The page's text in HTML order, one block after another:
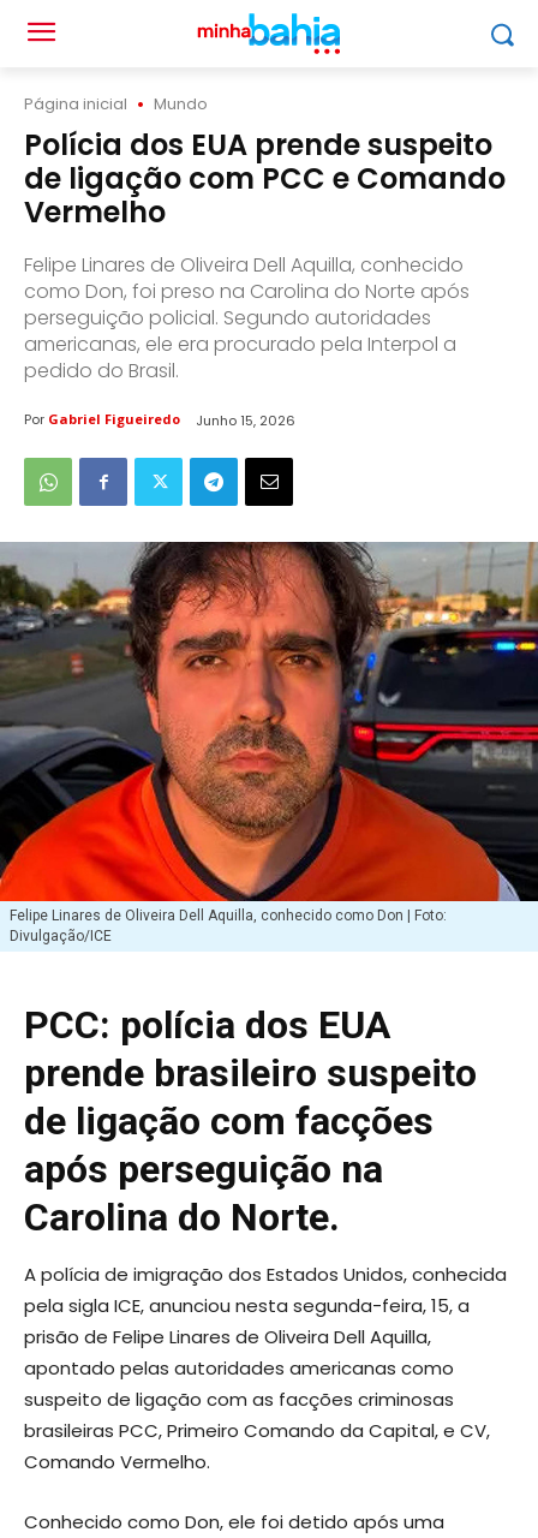
Página inicial Mundo
Polícia dos EUA prende suspeito
de ligação com PCC e Comando
Vermelho
Felipe Linares de Oliveira Dell Aquilla, conhecido
como Don, foi preso na Carolina do Norte após
perseguição policial. Segundo autoridades
americanas, ele era procurado pela Interpol a
pedido do Brasil.
Por Gabriel Figueiredo Junho 15, 2026
Felipe Linares de Oliveira Dell Aquilla, conhecido como Don | Foto:
Divulgação/ICE
PCC: polícia dos EUA
prende brasileiro suspeito
de ligação com facções
após perseguição na
Carolina do Norte.
A polícia de imigração dos Estados Unidos, conhecida
pela sigla ICE, anunciou nesta segunda-feira, 15, a
prisão de Felipe Linares de Oliveira Dell Aquilla,
apontado pelas autoridades americanas como
suspeito de ligação com as facções criminosas
brasileiras PCC, Primeiro Comando da Capital, e CV,
Comando Vermelho.
Conhecido como Don, ele foi detido após uma